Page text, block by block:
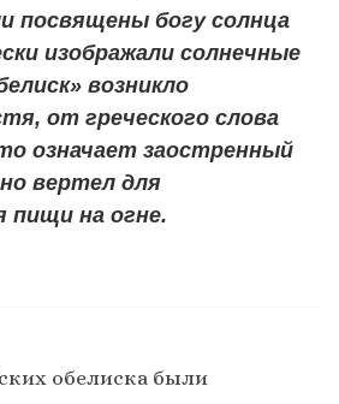
посвящены богу солнца
изображали солнечные
возникло
от греческого слова
означает заостренный
вертел для
пищи на огне.
обелиска были